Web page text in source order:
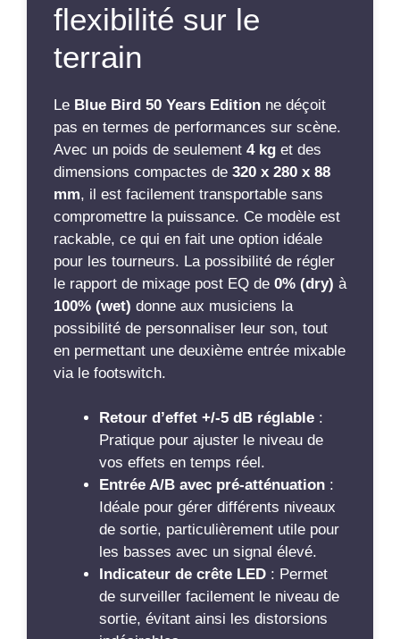
flexibilité sur le
terrain
Le Blue Bird 50 Years Edition ne déçoit
pas en termes de performances sur scène.
Avec un poids de seulement 4 kg et des
dimensions compactes de 320 x 280 x 88
mm, il est facilement transportable sans
compromettre la puissance. Ce modèle est
rackable, ce qui en fait une option idéale
pour les tourneurs. La possibilité de régler
le rapport de mixage post EQ de 0% (dry) à
100% (wet) donne aux musiciens la
possibilité de personnaliser leur son, tout
en permettant une deuxième entrée mixable
via le footswitch.
Retour d’effet +/-5 dB réglable :
Pratique pour ajuster le niveau de
vos effets en temps réel.
Entrée A/B avec pré-atténuation :
Idéale pour gérer différents niveaux
de sortie, particulièrement utile pour
les basses avec un signal élevé.
Indicateur de crête LED : Permet
de surveiller facilement le niveau de
sortie, évitant ainsi les distorsions